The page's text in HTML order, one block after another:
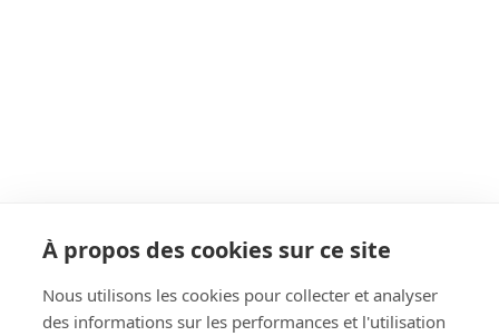
À propos des cookies sur ce site
Nous utilisons les cookies pour collecter et analyser
des informations sur les performances et l'utilisation